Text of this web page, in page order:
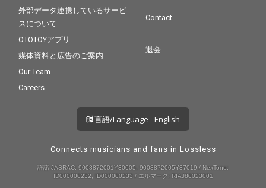
外部データ連携しているサービ
スについて
OTOTOYアプリ
媒体資料と広告のご案内
Our Team
Careers
Contact
退会
言語/Language - English
Connects musicians and fans in Lossless
許諾 JASRAC: 9008872001Y30005, 9008872005Y37019 / NexTone:
ID000000232, ID000000233 / エルマーク: RIAJ80023001